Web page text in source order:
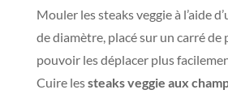
Mouler les steaks veggie à l’aide
de diamètre, placé sur un carré de
pouvoir les déplacer plus
Cuire lessteaks veggie aux